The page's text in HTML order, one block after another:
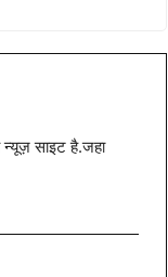
साइट है.जहा